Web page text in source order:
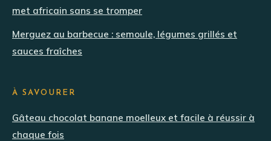
met africain sans se tromper
Merguez au barbecue : semoule, légumes grillés et
sauces fraîches
À SAVOURER
Gâteau chocolat banane moelleux et facile à réussir à
chaque fois